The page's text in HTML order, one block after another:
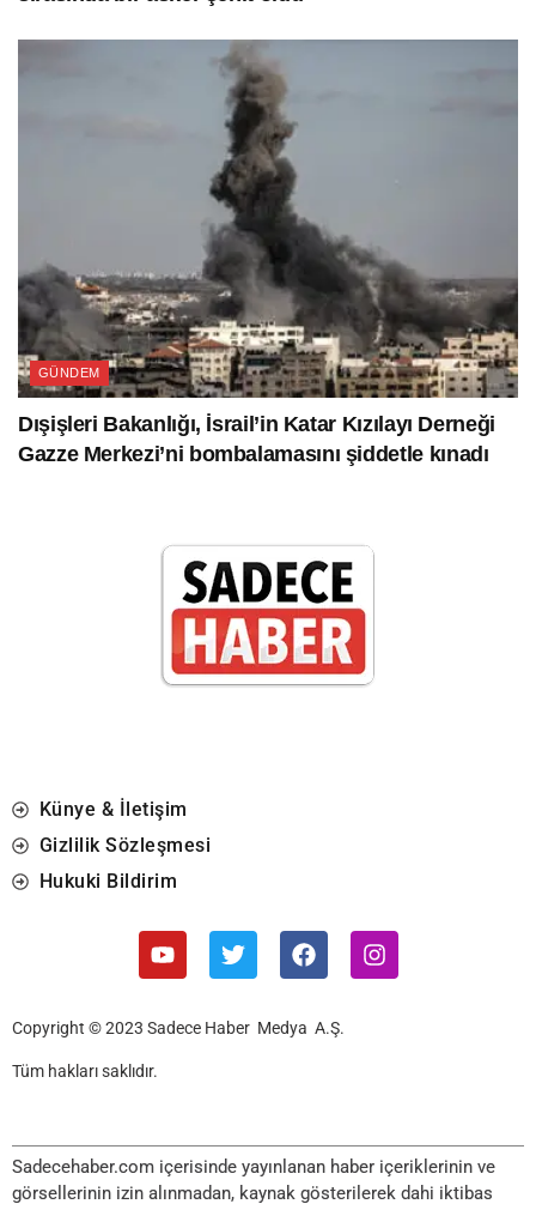
GÜNDEM
Dışişleri Bakanlığı, İsrail’in Katar Kızılayı Derneği
Gazze Merkezi’ni bombalamasını şiddetle kınadı
Künye & İletişim
Gizlilik Sözleşmesi
Hukuki Bildirim
Copyright © 2023 Sadece Haber Medya A.Ş.
Tüm hakları saklıdır.
Sadecehaber.com içerisinde yayınlanan haber içeriklerinin ve
görsellerinin izin alınmadan, kaynak gösterilerek dahi iktibas